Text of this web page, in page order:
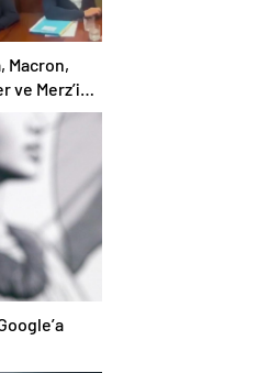
Macron,
ve Merz’in
yalanladı